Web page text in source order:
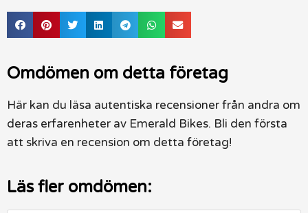
Omdömen om detta företag
Här kan du läsa autentiska recensioner från andra om
deras erfarenheter av Emerald Bikes. Bli den första
att skriva en recension om detta företag!
Läs fler omdömen: